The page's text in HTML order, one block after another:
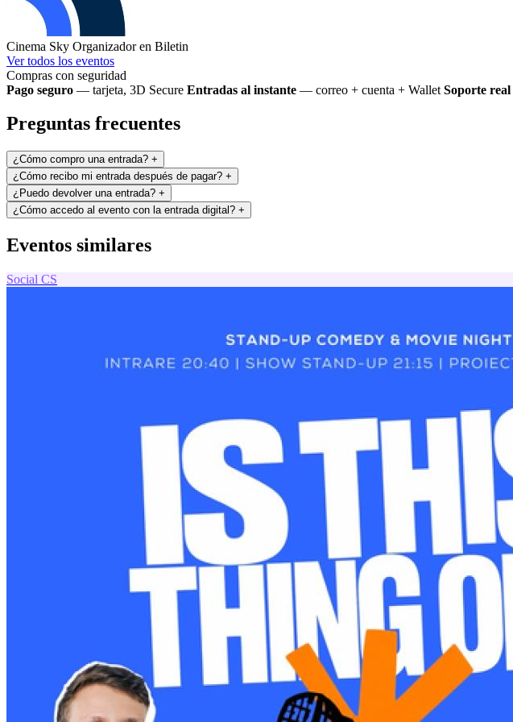
Cinema Sky Organizador en Biletin
Ver todos los eventos
Compras con seguridad
Pago seguro — tarjeta, 3D Secure Entradas al instante — correo + cuenta + Wallet Soporte real
Preguntas frecuentes
¿Cómo compro una entrada? +
¿Cómo recibo mi entrada después de pagar? +
¿Puedo devolver una entrada? +
¿Cómo accedo al evento con la entrada digital? +
Eventos similares
Social CS